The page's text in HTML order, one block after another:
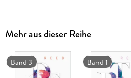
Es geht um große Gefühle, tiefe
Schwierigkeit, sich selbst zu
INK_OF_BOOKSBand 2 der IN-
Erfolgsautorin und Leser-Liebling
Mehr aus dieser Reihe
Band 3 Band 1